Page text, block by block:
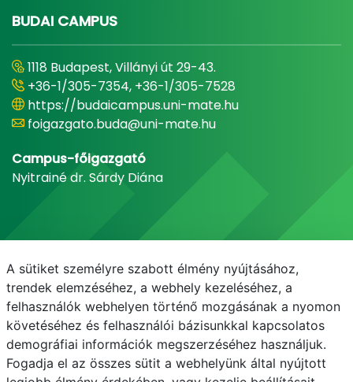
BUDAI CAMPUS
1118 Budapest, Villányi út 29-43.
+36-1/305-7354, +36-1/305-7528
https://budaicampus.uni-mate.hu
foigazgato.buda@uni-mate.hu
Campus-főigazgató
Nyitrainé dr. Sárdy Diána
E-mail Telefonkönyv NEPTUN E-learning
A sütiket személyre szabott élmény nyújtásához,
trendek elemzéséhez, a webhely kezeléséhez, a
felhasználók webhelyen történő mozgásának a nyomon
követéséhez és felhasználói bázisunkkal kapcsolatos
demográfiai információk megszerzéséhez használjuk.
Fogadja el az összes sütit a webhelyünk által nyújtott